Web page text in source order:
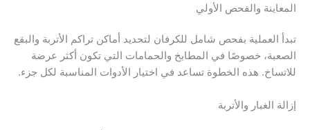
المعاينة والفحص الأولي
تبدأ العملية بفحص شامل للكرفان لتحديد أماكن تراكم الأتربة والبقع
الصعبة، خصوصًا في المطابخ والحمامات التي تكون أكثر عرضة
للاتساخ. هذه الخطوة تساعد في اختيار الأدوات المناسبة لكل جزء.
إزالة الغبار والأتربة